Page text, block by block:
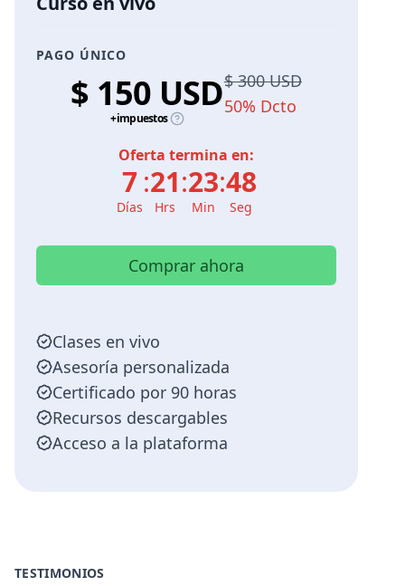
PAGO ÚNICO
$ 150 USD
+impuestos
$ 300 USD
50% Dcto
Oferta termina en:
7
Días
:21
Hrs
:23
Min
:47
Seg
Comprar ahora
Clases en vivo
Asesoría personalizada
Certificado por 90 horas
Recursos descargables
Acceso a la plataforma
TESTIMONIOS